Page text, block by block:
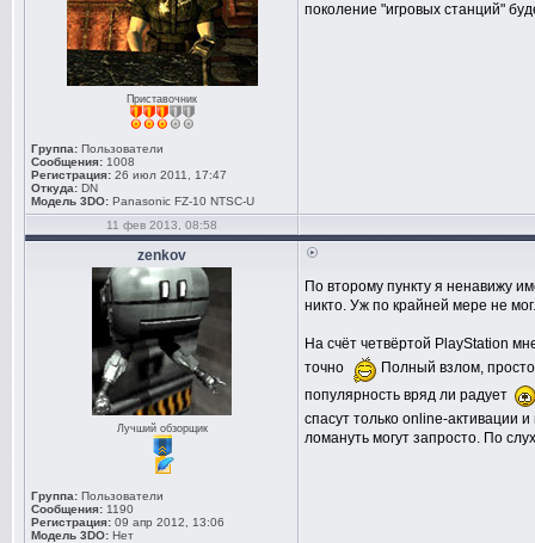
Приставочник
Группа: Пользователи
Сообщения: 1008
Регистрация: 26 июл 2011, 17:47
Откуда: DN
Модель 3DO: Panasonic FZ-10 NTSC-U
поколение "игровых станций"
11 фев 2013, 08:58
zenkov
Лучший обзорщик
Группа: Пользователи
Сообщения: 1190
Регистрация: 09 апр 2012, 13:06
Модель 3DO: Нет
По второму пункту я ненавижу
никто. Уж по крайней мере не
На счёт четвёртой PlayStation
точно
Полный взлом,
популярность вряд ли радует
спасут только online-активации
ломануть могут запросто. По